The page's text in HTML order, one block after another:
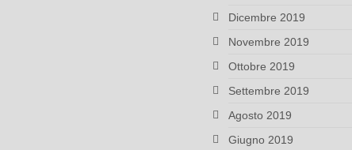
Dicembre 2019
Novembre 2019
Ottobre 2019
Settembre 2019
Agosto 2019
Giugno 2019